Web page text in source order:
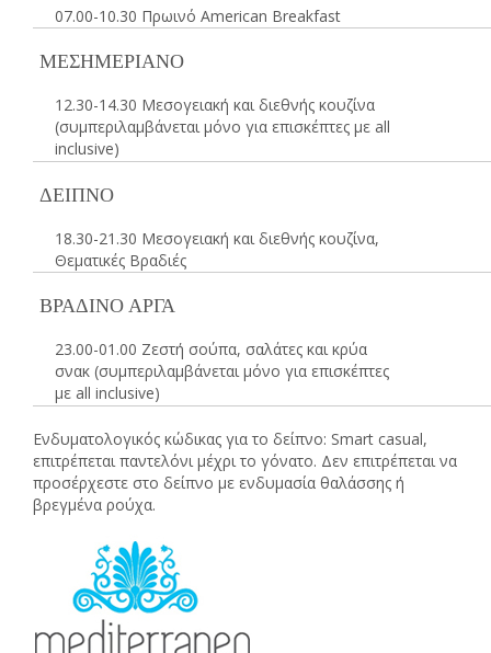
07.00-10.30 Πρωινό American Breakfast
ΜΕΣΗΜΕΡΙΑΝΟ
12.30-14.30 Μεσογειακή και διεθνής κουζίνα
(συμπεριλαμβάνεται μόνο για επισκέπτες με all
inclusive)
ΔΕΙΠΝΟ
18.30-21.30 Μεσογειακή και διεθνής κουζίνα,
Θεματικές Βραδιές
ΒΡΑΔΙΝΟ ΑΡΓΑ
23.00-01.00 Ζεστή σούπα, σαλάτες και κρύα
σνακ (συμπεριλαμβάνεται μόνο για επισκέπτες
με all inclusive)
Ενδυματολογικός κώδικας για το δείπνο: Smart casual,
επιτρέπεται παντελόνι μέχρι το γόνατο. Δεν επιτρέπεται να
προσέρχεστε στο δείπνο με ενδυμασία θαλάσσης ή
βρεγμένα ρούχα.